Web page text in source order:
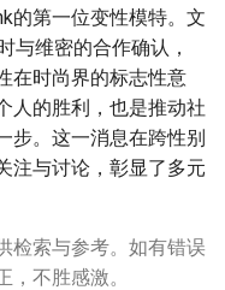
的第一位变性模特。文
与维密的合作确认，
在时尚界的标志性意
人的胜利，也是推动社
步。这一消息在跨性别
注与讨论，彰显了多元
检索与参考。如有错误
不胜感激。